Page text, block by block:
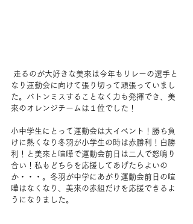
なり運動会に向けて張り切って頑張っていまし
た。バトンミスすることなく力も発揮でき、美
來のオレンジチームは１位でした！
小中学生にとって運動会は大イベント！勝ち負
けに熱くなり冬羽が小学生の時は赤勝利！白勝
利！と美來と喧嘩で運動会前日は二人で怒鳴り
合い！私もどちらを応援してあげたらよいの
か・・・。冬羽が中学にあがり運動会前日の喧
嘩はなくなり、美來の赤組だけを応援できるよ
うになりました。